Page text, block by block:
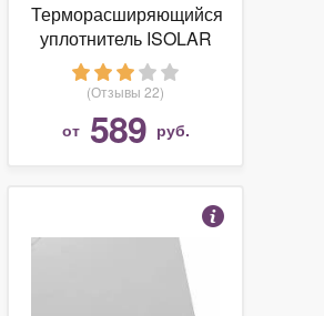
Терморасширяющийся
уплотнитель ISOLAR
1000-15/B (толщина 1
мм, ширина 15 мм,
длина 15,9 м), черный
(Отзывы 22)
от 589 руб.